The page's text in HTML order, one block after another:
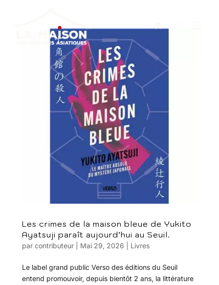
Les crimes de la maison bleue de Yukito
Ayatsuji paraît aujourd’hui au Seuil.
par contributeur| Mai 29, 2026 Livres
Le label grand public Verso des éditions du Seuil
entend promouvoir, depuis bientôt 2 ans, la littérature